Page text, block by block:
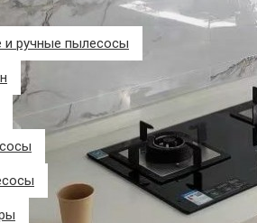
и ручные пылесосы